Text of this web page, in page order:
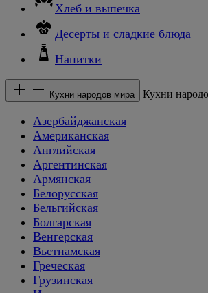
Хлеб и выпечка
Десерты и сладкие блюда
Напитки
Кухни народов мира Кухни
Азербайджанская
Американская
Английская
Аргентинская
Армянская
Белорусская
Бельгийская
Болгарская
Венгерская
Вьетнамская
Греческая
Грузинская